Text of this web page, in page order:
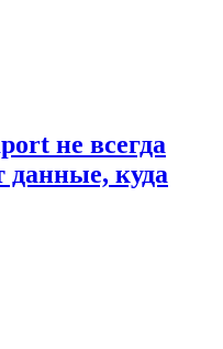
не всегда
данные, куда